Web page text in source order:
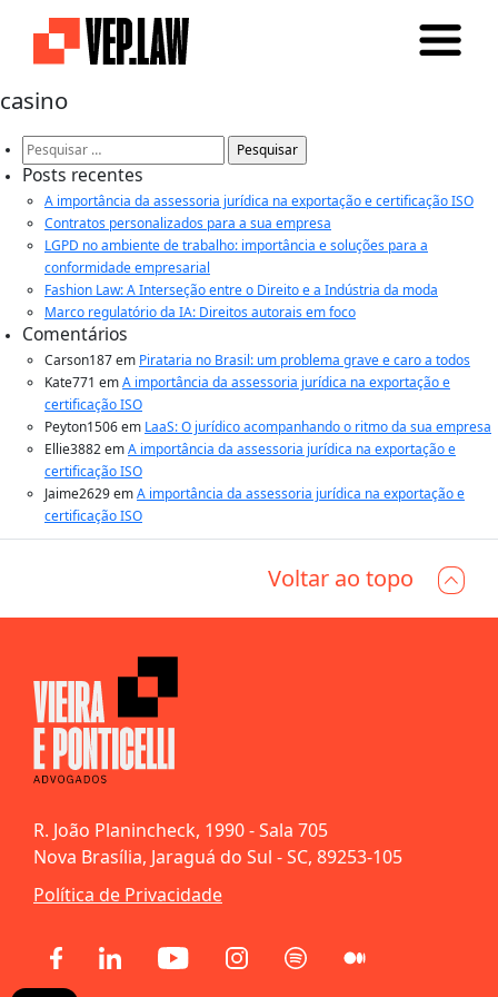
casino
Pesquisar
por:
Posts recentes
A importância da assessoria jurídica na exportação e certificação ISO
Contratos personalizados para a sua empresa
LGPD no ambiente de trabalho: importância e soluções para a
conformidade empresarial
Fashion Law: A Interseção entre o Direito e a Indústria da moda
Marco regulatório da IA: Direitos autorais em foco
Comentários
Carson187em Pirataria no Brasil: um problema grave e caro a todos
Kate771 emA importância da assessoria jurídica na exportação e
certificação ISO
Peyton1506em LaaS: O jurídico acompanhando o ritmo da sua empresa
Ellie3882emA importância da assessoria jurídica na exportação e
certificação ISO
Jaime2629emA importância da assessoria jurídica na exportação e
certificação ISO
Voltar ao topo
R. João Planincheck, 1990 - Sala 705
Nova Brasília, Jaraguá do Sul - SC, 89253-105
Política de Privacidade